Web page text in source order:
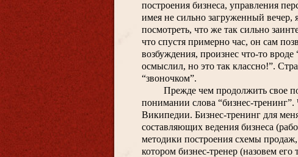
построения бизнеса, управления
имея не сильно загруженный вечер,
посмотреть, что же так сильно
что спустя примерно час, он сам
возбуждения, произнес что-то
осмыслил, но это так классно!”.
“звоночком”.
Прежде чем продолжить свое
понимании слова “бизнес-
Википедии. Бизнес-тренинг для
составляющих ведения бизнеса
методики построения схемы
котором бизнес-тренер (назовем